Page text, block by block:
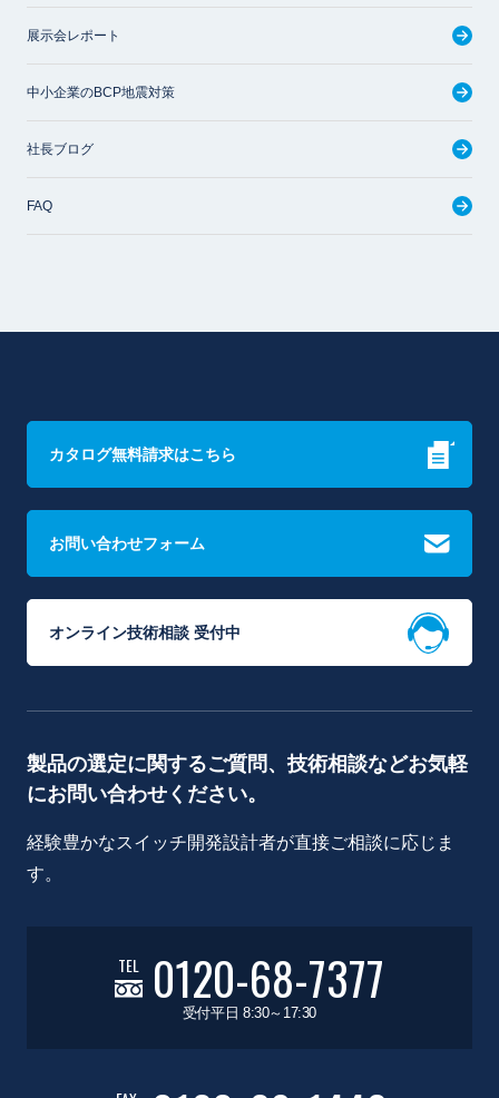
展示会レポート
中小企業のBCP地震対策
社長ブログ
FAQ
カタログ無料請求はこちら
お問い合わせフォーム
オンライン技術相談 受付中
製品の選定に関するご質問、技術相談などお気軽
にお問い合わせください。
経験豊かなスイッチ開発設計者が直接ご相談に応じま
す。
TEL 0120-68-7377
受付平日 8:30～17:30